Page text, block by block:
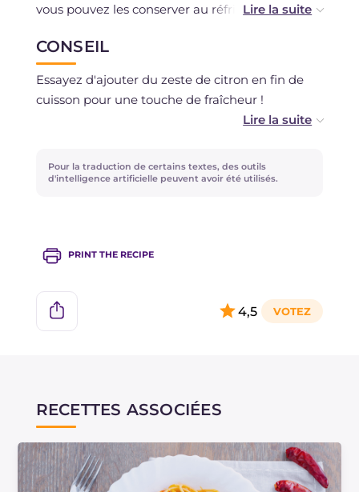
vous pouvez les conserver au réfrigérateur
hermétique.
CONSEIL
Essayez d'ajouter du zeste de citron en fin de
cuisson pour une touche de fraîcheur !
utiliser des tomates datterini jaunes ou rouges.
Pour la traduction de certains textes, des outils
d'intelligence artificielle peuvent avoir été utilisés.
PRINT THE RECIPE
4,5
RECETTES ASSOCIÉES